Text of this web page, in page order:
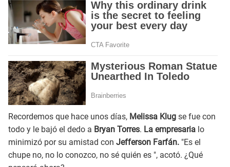
Recordemos que hace unos días, Melissa Klug se fue con
todo y le bajó el dedo a Bryan Torres. La empresaria lo
minimizó por su amistad con Jefferson Farfán. "Es el
chupe no, no lo conozco, no sé quién es ", acotó. ¿Qué